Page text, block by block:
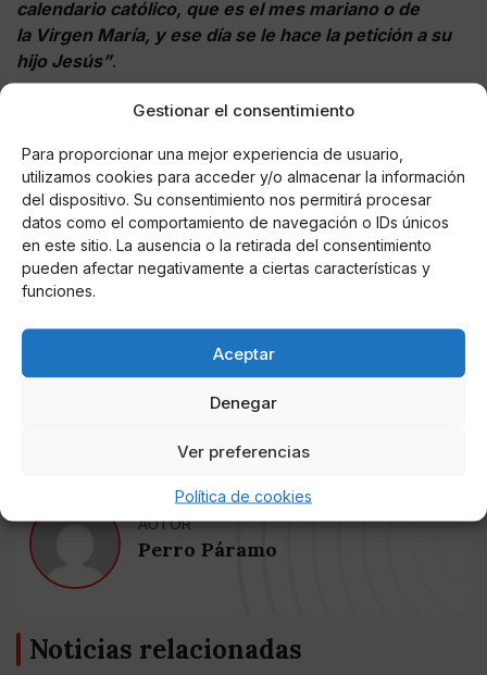
Gestionar el consentimiento
Para proporcionar una mejor experiencia de usuario,
utilizamos cookies para acceder y/o almacenar la información
del dispositivo. Su consentimiento nos permitirá procesar
datos como el comportamiento de navegación o IDs únicos
en este sitio. La ausencia o la retirada del consentimiento
pueden afectar negativamente a ciertas características y
funciones.
Aceptar
Denegar
Ver preferencias
Política de cookies
calendario católico, que es el mes mariano o de
la Virgen María, y ese día se le hace la petición a su
hijo Jesús”.
“Esta asociación se dio porque la gente vio
través de la lluvia, necesaria para una economía
como la nuestra que es de origen es agrícola, en la
que el maíz es la base de la alimentación”, dijo el
historiador.
"Eres un gran albañil, bien temprano de la mañana
sales a trabajar, construir y medir, de forma singular
creas perfectas obras que nos hace disfrutar. Felicito
tu labor y que Dios bendiga tus manos. ¡Felicidades!"
AUTOR
Perro Páramo
Noticias relacionadas